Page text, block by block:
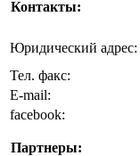
Контакты:
Юридический адрес:
Тел. факс:
E-mail:
facebook:
Партнеры: